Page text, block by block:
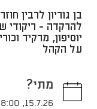
בן גוריון לרבין
להרקדה - ריקודי
יוסיפון, מרקיד
על הקהל
מתי?
15.7.26
,